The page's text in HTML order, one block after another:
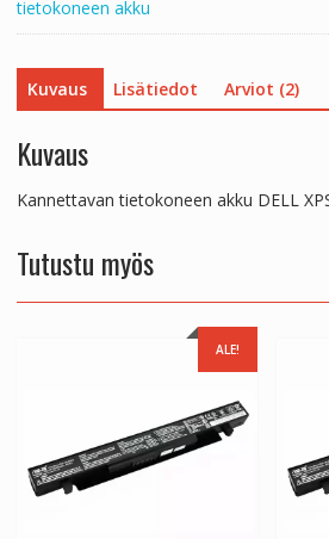
tietokoneen akku
Kuvaus Lisätiedot Arviot (2)
Kuvaus
Kannettavan tietokoneen akku DELL
Tutustu myös
ALE!